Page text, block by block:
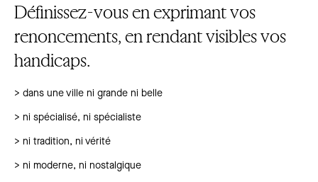
Définissez-vous en exprimant vos
renoncements, en rendant visibles vos
handicaps.
> dans une ville ni grande ni belle
> ni spécialisé, ni spécialiste
> ni tradition, ni vérité
> ni moderne, ni nostalgique